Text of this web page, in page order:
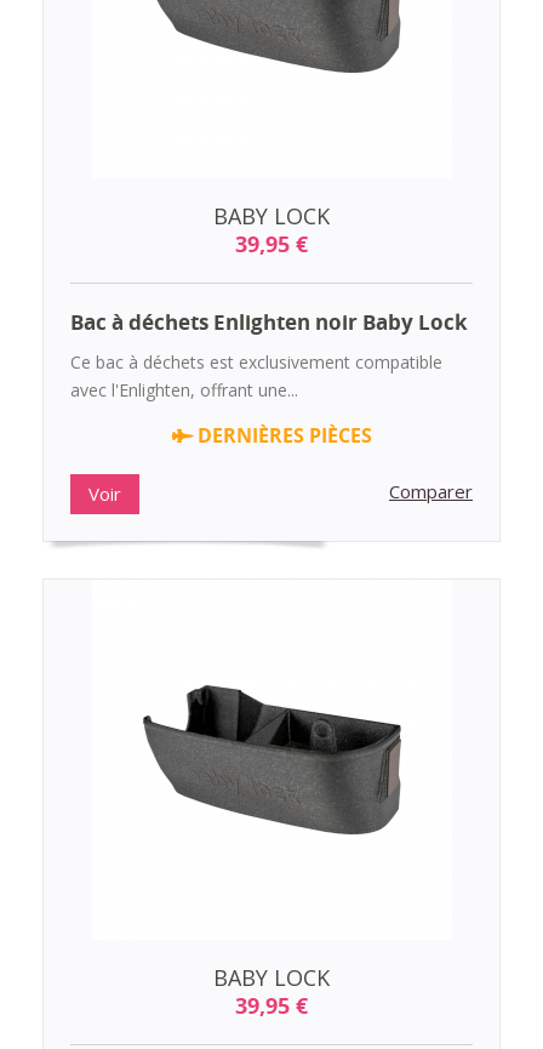
BABY LOCK
39,95 €
Bac à déchets Enlighten noir Baby Lock
Ce bac à déchets est exclusivement compatible
avec l'Enlighten, offrant une...
DERNIÈRES PIÈCES
Voir Comparer
BABY LOCK
39,95 €